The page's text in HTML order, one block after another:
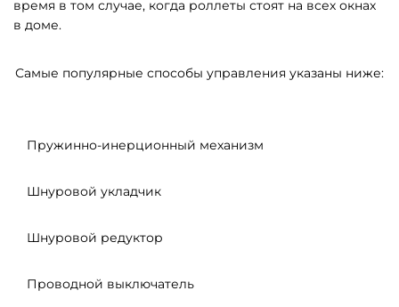
время в том случае, когда роллеты стоят на всех окнах
в доме.
Самые популярные способы управления указаны ниже:
Пружинно-инерционный механизм
Шнуровой укладчик
Шнуровой редуктор
Проводной выключатель